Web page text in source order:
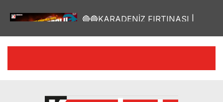
🔴🔵KARADENİZ FIRTINASI |
🔴🔵KARADENİZ FIRTINASI |